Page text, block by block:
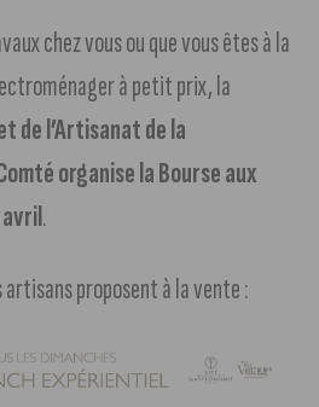
chez vous ou que vous êtes à la
à petit prix, la
de l’Artisanat de la
organise la Bourse aux
.
artisans proposent à la vente :